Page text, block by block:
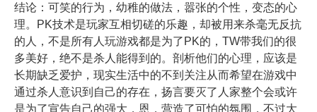
结论：可笑的行为，幼稚的做法，嚣张的个性，变态的心
理。PK技术是玩家互相切磋的乐趣，却被用来杀毫无反抗
的人，不是所有人玩游戏都是为了PK的，TW带我们的很
多美好，绝不是杀人能得到的。剖析他们的心理，应该是
长期缺乏爱护，现实生活中的不到关注从而希望在游戏中
通过杀人意识到自己的存在，扬言要灭了人家整个会或许
是为了宣告自己的强大，恩，营造了可怕的氛围，不过大